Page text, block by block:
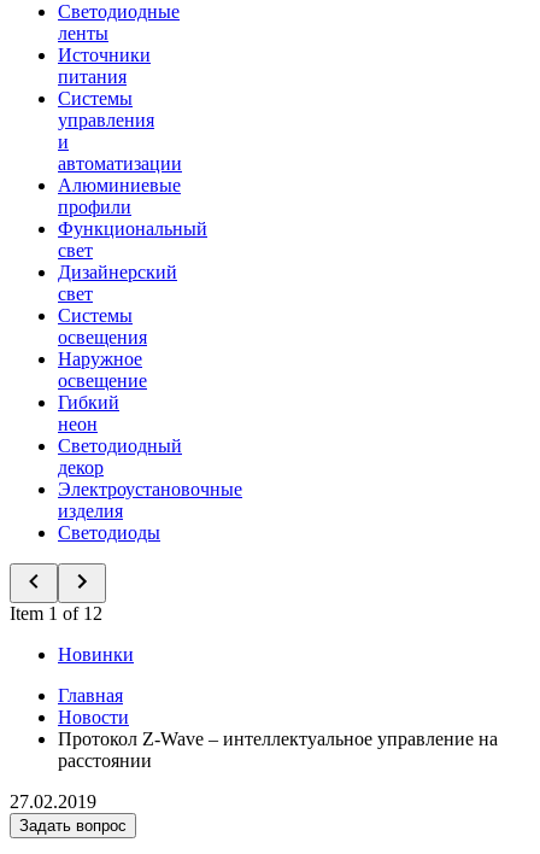
Светодиодные
ленты
Источники
питания
Системы
управления
и
автоматизации
Алюминиевые
профили
Функциональный
свет
Дизайнерский
свет
Системы
освещения
Наружное
освещение
Гибкий
неон
Светодиодный
декор
Электроустановочные
изделия
Светодиоды
Item 1 of 12
Новинки
Главная
Новости
Протокол Z-Wave – интеллектуальное управление на
расстоянии
27.02.2019
Задать вопрос